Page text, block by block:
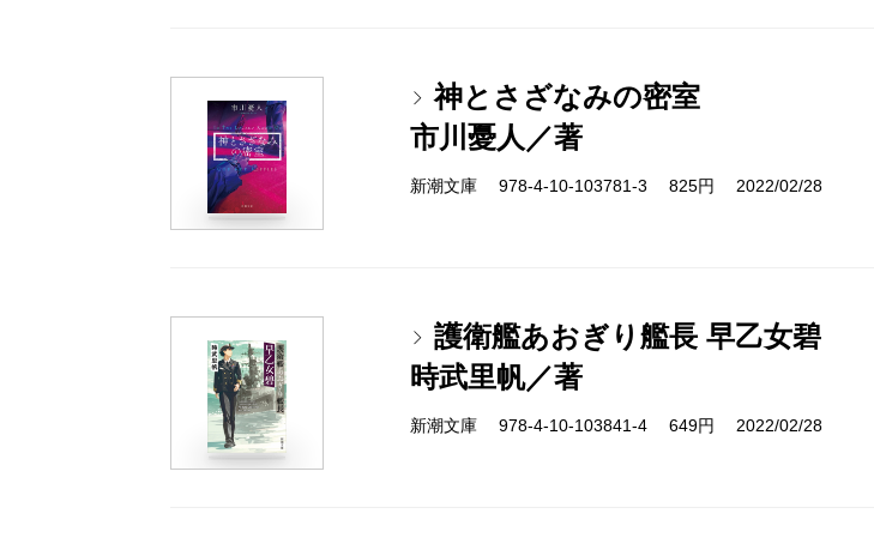
神とさざなみの密室
市川憂人／著
新潮文庫 978-4-10-103781-3 825円 2022/02/28
護衛艦あおぎり艦長 早乙女碧
時武里帆／著
新潮文庫 978-4-10-103841-4 649円 2022/02/28